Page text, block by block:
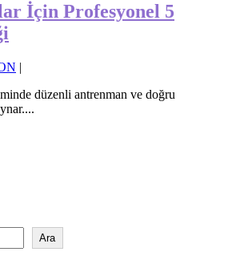
İçin Profesyonel 5
|
düzenli antrenman ve doğru
Ara